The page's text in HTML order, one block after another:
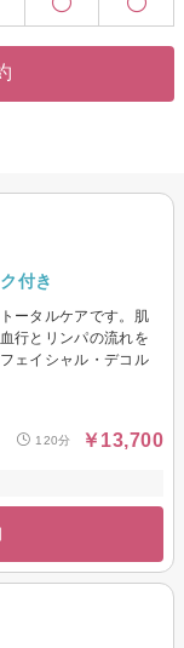
客様一人ひとりの肌の
で、アナタのキレイプ
付き
ータルケアです。肌
行とリンパの流れを
ェイシャル・デコル
120分 ￥13,700